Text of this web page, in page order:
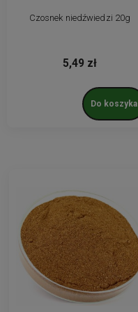
Czosnek niedźwiedzi 20g
5,49 zł
Do koszyka